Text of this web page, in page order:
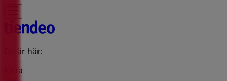
Du är här:
Kista